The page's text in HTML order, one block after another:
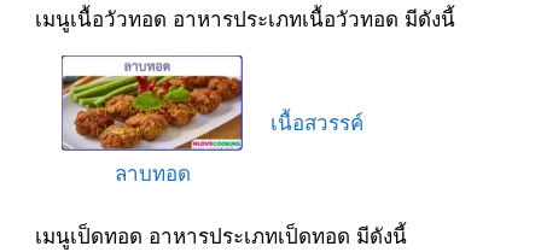
เมนูเนื้อวัวทอด อาหารประเภทเนื้อวัวทอด มีดังนี้
ลาบทอด
เนื้อสวรรค์
เมนูเป็ดทอด อาหารประเภทเป็ดทอด มีดังนี้